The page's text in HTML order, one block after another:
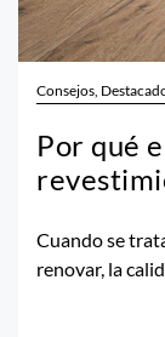
Consejos,
Por qué
Cuando se
renovar, la